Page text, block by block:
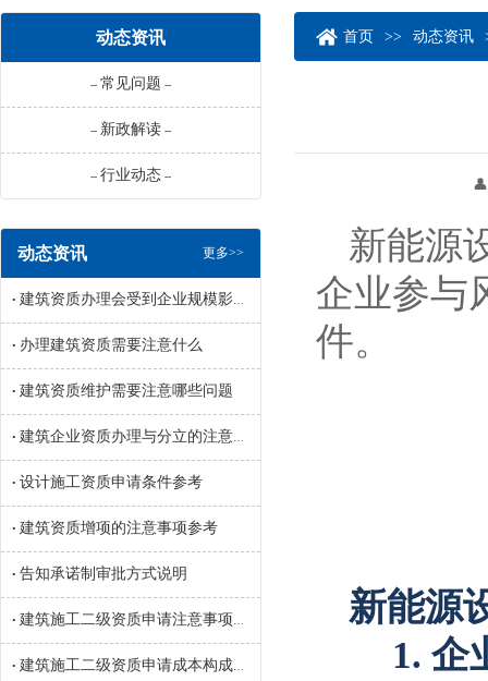
动态资讯
-- 常见问题 --
-- 新政解读 --
-- 行业动态 --
动态资讯 更多>>
• 建筑资质办理会受到企业规模影响吗
• 办理建筑资质需要注意什么
• 建筑资质维护需要注意哪些问题
• 建筑企业资质办理与分立的注意事项参考
• 设计施工资质申请条件参考
• 建筑资质增项的注意事项参考
• 告知承诺制审批方式说明
• 建筑施工二级资质申请注意事项参考
• 建筑施工二级资质申请成本构成参考
首页 >> 动态资讯
👤 来源：辽宁
新能源
企业参与
件。
新能源
1. 企